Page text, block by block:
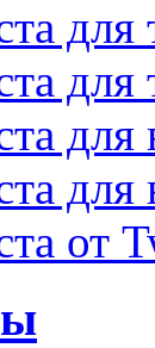
для
для
для
для
от